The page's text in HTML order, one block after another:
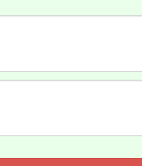
輔導中心
導、社會
參加。
影音徵選
活動海報
。
度學生
參觀特色
畫」